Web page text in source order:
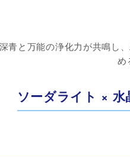
青と万能の浄化力が共鳴し
め
ソーダライト ×